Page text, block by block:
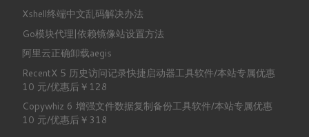
Xshell终端中文乱码解决办法
Go模块代理|依赖镜像站设置方法
阿里云正确卸载aegis
RecentX 5 历史访问记录快捷启动器工具软件/本站专属优惠
10 元/优惠后￥128
Copywhiz 6 增强文件数据复制备份工具软件/本站专属优惠
10 元/优惠后￥318